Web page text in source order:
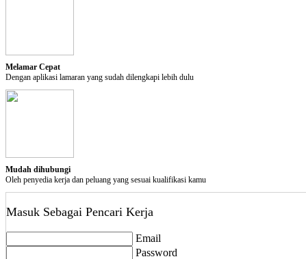
delete
Melamar Cepat
Dengan aplikasi lamaran yang sudah dilengkapi lebih dulu
Mudah dihubungi
Oleh penyedia kerja dan peluang yang sesuai kualifikasi kamu
Masuk Sebagai Pencari Kerja
Email
Password